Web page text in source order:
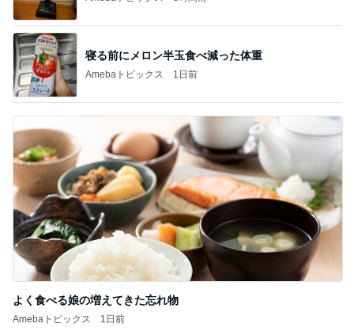
寝る前にメロン半玉食べ減った体重
Amebaトピックス 1日前
よく食べる娘の増えてきた忘れ物
Amebaトピックス 1日前